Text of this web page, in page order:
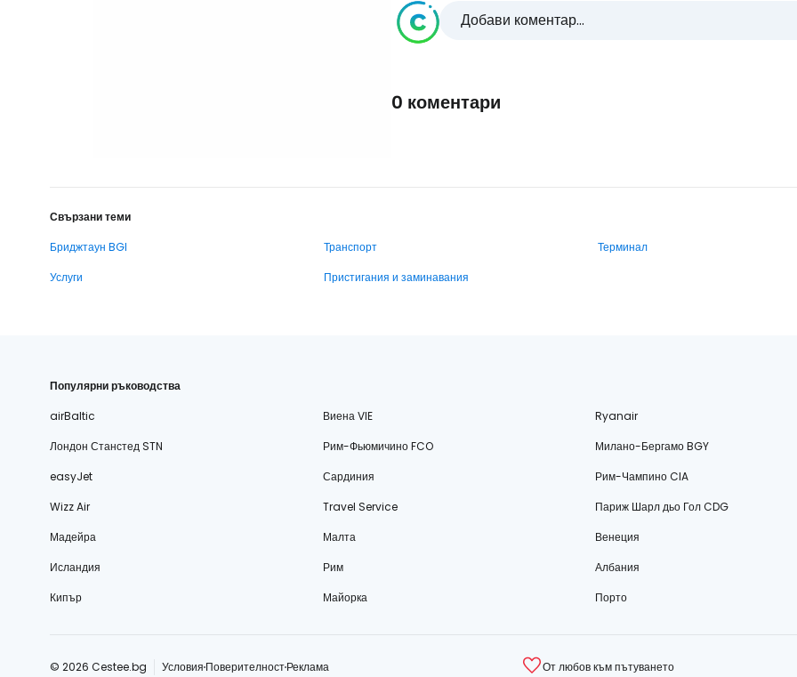
Добави коментар...
0 коментари
Свързани теми
Бриджтаун BGI
Транспорт Терминал
Услуги
Пристигания и заминавания
Популярни ръководства
airBaltic
Виена VIE
Ryanair
Лондон Станстед STN
Рим-Фьюмичино FCO
Милано-Бергамо BGY
easyJet
Сардиния
Рим-Чампино CIA
Wizz Air
Travel Service
Париж Шарл дьо Гол CDG
Мадейра
Малта
Венеция
Исландия
Рим
Албания
Кипър
Майорка Порто
© 2026 Cestee.bg Условия ПоверителностРеклама От любов към пътуването